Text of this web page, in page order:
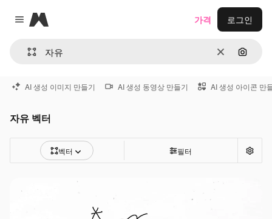
Close menu
Magnific
지우기이미지
가격 로그인
AI 생성 이미지 만들기 AI 생성 동영상 만들기 AI 생성 아이콘 만
자유 벡터
벡터 필터